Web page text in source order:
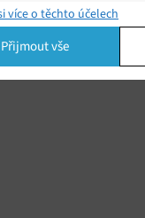
a/nebo přístup k
kombinací údajů z
více o těchto účelech
Přijmout vše